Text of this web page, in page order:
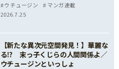
ウチュージン
マンガ連載
2026.7.25
【新たな異次元空間発見！】華麗な
る⁉ 末っ子くじらの人間関係よ／
ウチュージンといっしょ